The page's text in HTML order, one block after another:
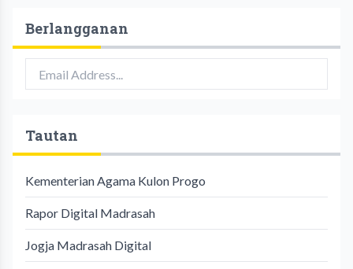
Berlangganan
Tautan
Kementerian Agama Kulon Progo
Rapor Digital Madrasah
Jogja Madrasah Digital